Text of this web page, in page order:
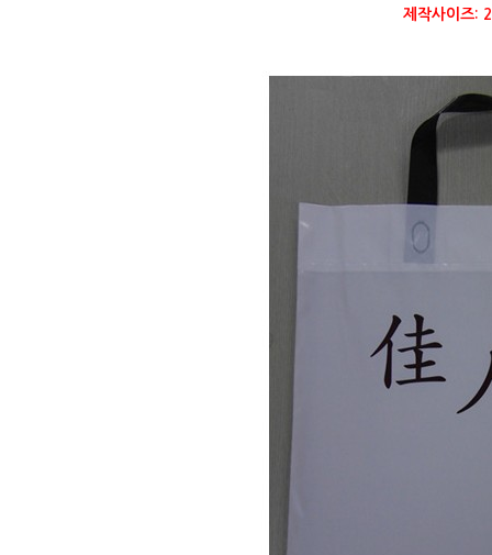
제작사이즈: